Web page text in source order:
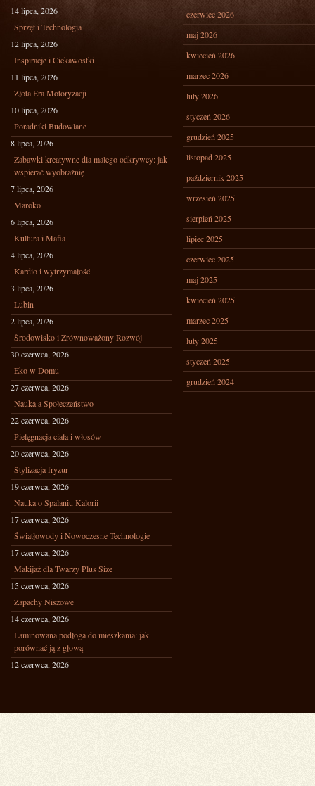
14 lipca, 2026
Sprzęt i Technologia
12 lipca, 2026
Inspiracje i Ciekawostki
11 lipca, 2026
Złota Era Motoryzacji
10 lipca, 2026
Poradniki Budowlane
8 lipca, 2026
Zabawki kreatywne dla małego odkrywcy: jak
wspierać wyobraźnię
7 lipca, 2026
Maroko
6 lipca, 2026
Kultura i Mafia
4 lipca, 2026
Kardio i wytrzymałość
3 lipca, 2026
Lubin
2 lipca, 2026
Środowisko i Zrównoważony Rozwój
30 czerwca, 2026
Eko w Domu
27 czerwca, 2026
Nauka a Społeczeństwo
22 czerwca, 2026
Pielęgnacja ciała i włosów
20 czerwca, 2026
Stylizacja fryzur
19 czerwca, 2026
Nauka o Spalaniu Kalorii
17 czerwca, 2026
Światłowody i Nowoczesne Technologie
17 czerwca, 2026
Makijaż dla Twarzy Plus Size
15 czerwca, 2026
Zapachy Niszowe
14 czerwca, 2026
Laminowana podłoga do mieszkania: jak
porównać ją z głową
12 czerwca, 2026
czerwiec 2026
maj 2026
kwiecień 2026
marzec 2026
luty 2026
styczeń 2026
grudzień 2025
listopad 2025
październik 2025
wrzesień 2025
sierpień 2025
lipiec 2025
czerwiec 2025
maj 2025
kwiecień 2025
marzec 2025
luty 2025
styczeń 2025
grudzień 2024